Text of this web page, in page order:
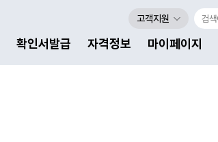
확인서발급 자격정보 마이페이지
고객지원